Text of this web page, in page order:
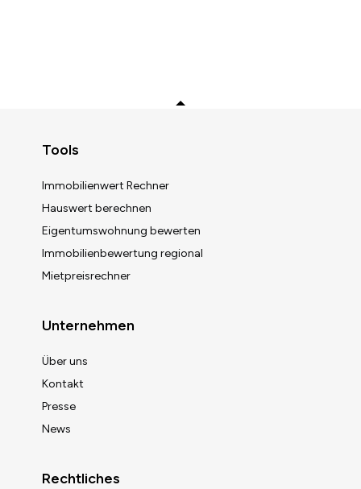
Tools
Immobilienwert Rechner
Hauswert berechnen
Eigentumswohnung bewerten
Immobilienbewertung regional
Mietpreisrechner
Unternehmen
Über uns
Kontakt
Presse
News
Rechtliches